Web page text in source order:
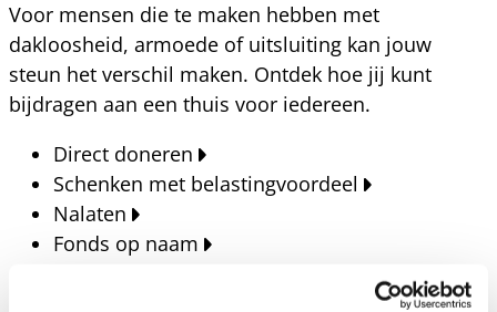
Voor mensen die te maken hebben met
dakloosheid, armoede of uitsluiting kan jouw
steun het verschil maken. Ontdek hoe jij kunt
bijdragen aan een thuis voor iedereen.
Direct doneren
Schenken met belastingvoordeel
Nalaten
Fonds op naam